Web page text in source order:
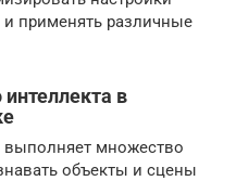
применять различные
интеллекта в
множество
объекты и сцены